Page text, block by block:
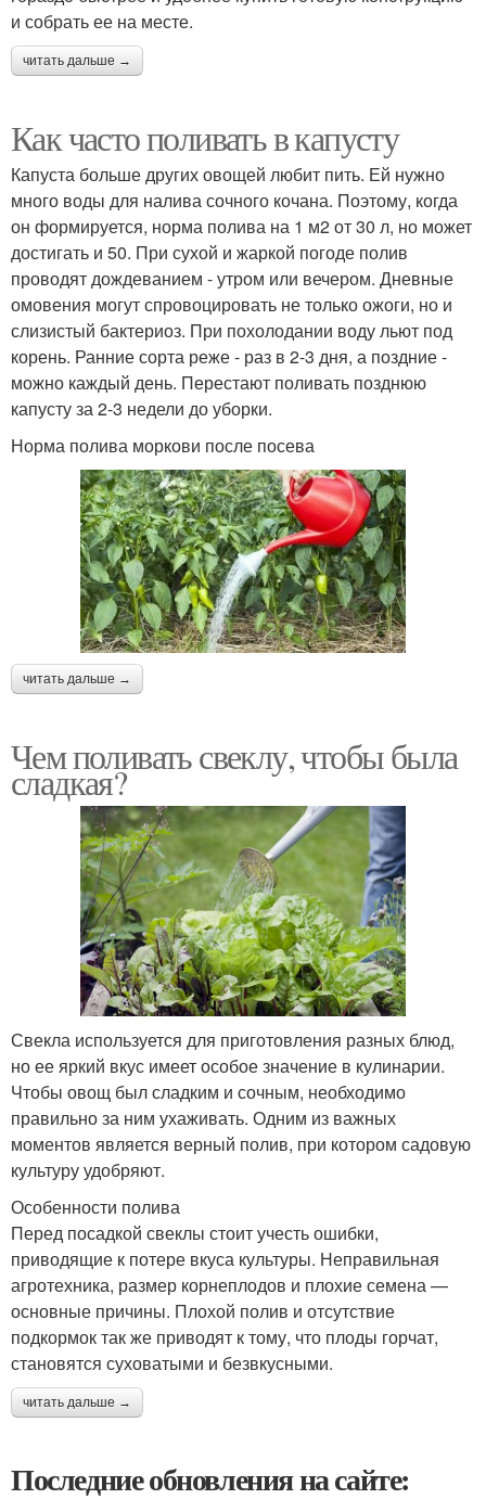
и собрать ее на месте.
читать дальше →
Как часто поливать в капусту
Капуста больше других овощей любит пить. Ей нужно
много воды для налива сочного кочана. Поэтому, когда
он формируется, норма полива на 1 м2 от 30 л, но может
достигать и 50. При сухой и жаркой погоде полив
проводят дождеванием - утром или вечером. Дневные
омовения могут спровоцировать не только ожоги, но и
слизистый бактериоз. При похолодании воду льют под
корень. Ранние сорта реже - раз в 2-3 дня, а поздние -
можно каждый день. Перестают поливать позднюю
капусту за 2-3 недели до уборки.
Норма полива моркови после посева
читать дальше →
Чем поливать свеклу, чтобы была
сладкая?
Свекла используется для приготовления разных блюд,
но ее яркий вкус имеет особое значение в кулинарии.
Чтобы овощ был сладким и сочным, необходимо
правильно за ним ухаживать. Одним из важных
моментов является верный полив, при котором садовую
культуру удобряют.
Особенности полива
Перед посадкой свеклы стоит учесть ошибки,
приводящие к потере вкуса культуры. Неправильная
агротехника, размер корнеплодов и плохие семена —
основные причины. Плохой полив и отсутствие
подкормок так же приводят к тому, что плоды горчат,
становятся суховатыми и безвкусными.
читать дальше →
Последние обновления на сайте: